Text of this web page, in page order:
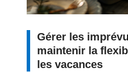
Gérer les
maintenir la
les vacances